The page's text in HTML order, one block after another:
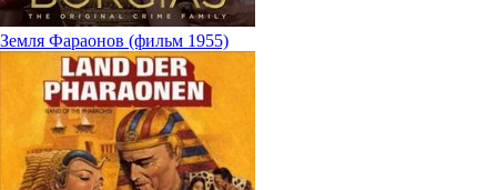
Земля Фараонов (фильм 1955)